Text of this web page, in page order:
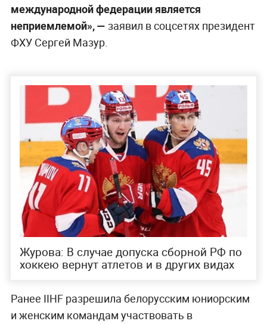
международной федерации является
неприемлемой», — заявил в соцсетях президент
ФХУ Сергей Мазур.
Журова: В случае допуска сборной РФ по
хоккею вернут атлетов и в других видах
Ранее IIHF разрешила белорусским юниорским
и женским командам участвовать в